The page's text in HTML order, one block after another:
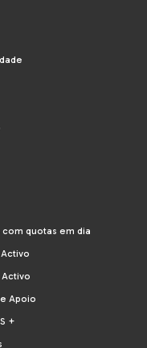
quotas em dia
Apoio
+